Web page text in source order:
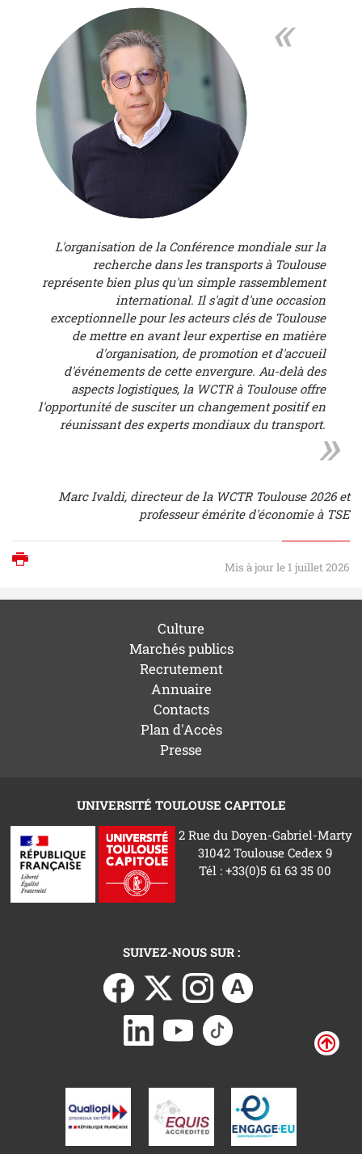
L'organisation de la Conférence mondiale sur la
recherche dans les transports à Toulouse
représente bien plus qu'un simple rassemblement
international. Il s'agit d'une occasion
exceptionnelle pour les acteurs clés de Toulouse
de mettre en avant leur expertise en matière
d'organisation, de promotion et d'accueil
d'événements de cette envergure. Au-delà des
aspects logistiques, la WCTR à Toulouse offre
l'opportunité de susciter un changement positif en
réunissant des experts mondiaux du transport.
Marc Ivaldi, directeur de la WCTR Toulouse 2026 et
professeur émérite d'économie à TSE
Mis à jour le 1 juillet 2026
Culture
Marchés publics
Recrutement
Annuaire
Contacts
Plan d'Accès
Presse
UNIVERSITÉ TOULOUSE CAPITOLE
2 Rue du Doyen-Gabriel-Marty
31042 Toulouse Cedex 9
Tél : +33(0)5 61 63 35 00
SUIVEZ-NOUS SUR :